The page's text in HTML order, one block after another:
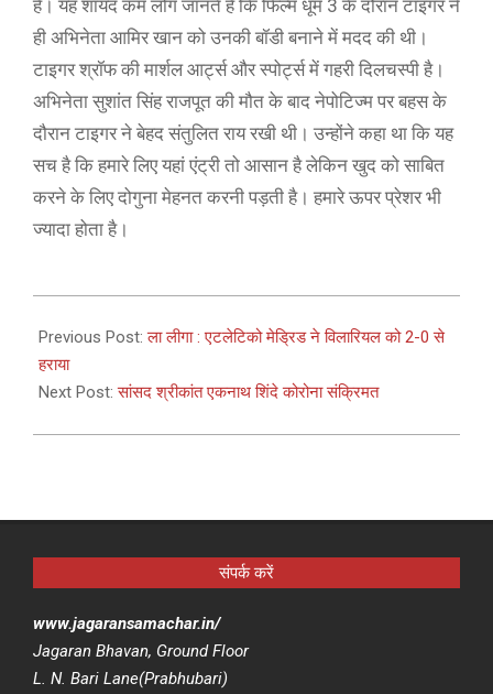
है। यह शायद कम लोग जानते हैं कि फिल्म धूम 3 के दौरान टाइगर ने
ही अभिनेता आमिर खान को उनकी बॉडी बनाने में मदद की थी।
टाइगर श्रॉफ की मार्शल आर्ट्स और स्पोर्ट्स में गहरी दिलचस्पी है।
अभिनेता सुशांत सिंह राजपूत की मौत के बाद नेपोटिज्म पर बहस के
दौरान टाइगर ने बेहद संतुलित राय रखी थी। उन्होंने कहा था कि यह
सच है कि हमारे लिए यहां एंट्री तो आसान है लेकिन खुद को साबित
करने के लिए दोगुना मेहनत करनी पड़ती है। हमारे ऊपर प्रेशर भी
ज्यादा होता है।
03-
01
Previous Post:ला लीगा : एटलेटिको मेड्रिड ने विलारियल को 2-0 से
हराया
Next Post:सांसद श्रीकांत एकनाथ शिंदे कोरोना संक्रिमत
संपर्क करें
www.jagaransamachar.in/
Jagaran Bhavan, Ground Floor
L. N. Bari Lane(Prabhubari)